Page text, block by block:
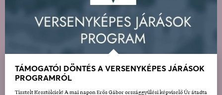
TÁMOGATÓI DÖNTÉS A VERSENYKÉPES JÁRÁSOK
PROGRAMRÓL
Tisztelt Kesztölciek! A mai napon Erős Gábor országgyűlési képviselő Úr átadta